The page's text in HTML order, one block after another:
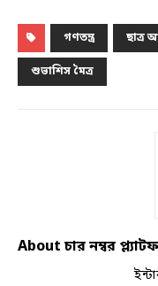
গণতন্ত্র ছাত্র
শুভাশিস মৈত্র
About চার নম্বর